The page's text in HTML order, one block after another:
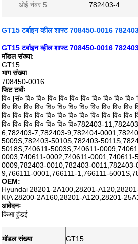
ओई नंबर 5: 782403-4
GT15 टर्बाइन व्हील शाफ्ट 708450-0016
GT15 टर्बाइन व्हील शाफ्ट 708450-0016
मॉडल संख्या:
GT15
भाग संख्या:
708450-0016
फिट टर्बोः
वि० [सं० वि० वि० वि० वि० वि० वि० वि० वि० वि० वि०
वि० वि० वि० वि० वि० वि० वि० वि० वि० वि० वि० वि०
वि० वि० वि० वि० वि० वि० वि० वि० वि० वि० वि० वि०
वि० वि० वि० वि० वि० वि० वि०782403-
6,782403-7,782403-9,782404-
5009S,782403-5010S,782403-
5018S,740611-5003S,740611-
0003,740611-0002,740611-
0009,782403-0010,782403-
9,766111-0001,766111-1,766111-
OEM:
Hyundai 28201-2A100,28201-
KIA 28200-2A160,28201-A120,28201-
आवेदनः
किआ हुंडई
मॉडल संख्या: GT15